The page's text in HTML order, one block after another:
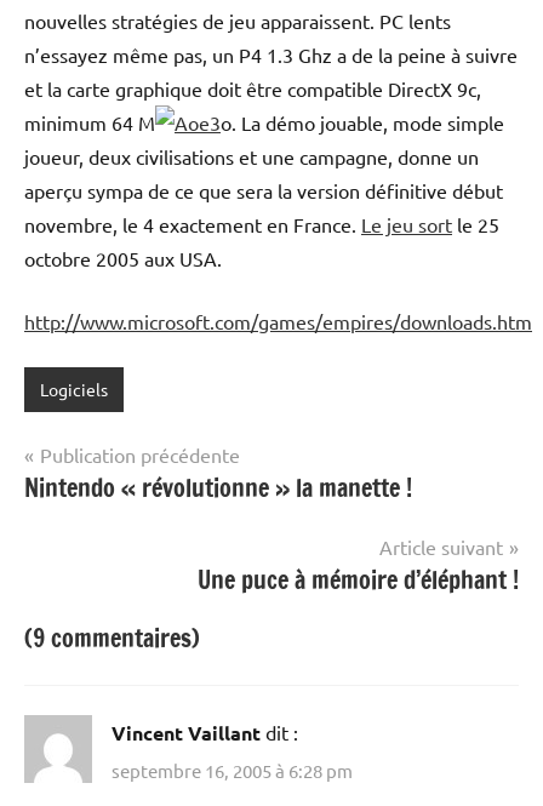
nouvelles stratégies de jeu apparaissent. PC lents
n’essayez même pas, un P4 1.3 Ghz a de la peine à suivre
et la carte graphique doit être compatible DirectX 9c,
minimum 64 M
o. La démo jouable, mode simple
joueur, deux civilisations et une campagne, donne un
aperçu sympa de ce que sera la version définitive début
novembre, le 4 exactement en France. Le jeu sort le 25
octobre 2005 aux USA.
http://www.microsoft.com/games/empires/downloads.htm
Logiciels
Navigation
de
Publication précédente
Nintendo « révolutionne » la manette !
Article suivant
Une puce à mémoire d’éléphant !
(9 commentaires)
Vincent Vaillant dit :
septembre 16, 2005 à 6:28 pm